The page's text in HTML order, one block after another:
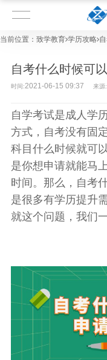
当前位置： 致学教育 学历攻略
自考什么时候可
时间:2021-06-15 09:37 来源:
自学考试是成人学
方式，自考没有固
科目什么时候就可
是你想申请就能马
时间。那么， 自考
是很多有学历提升
就这个问题，我们